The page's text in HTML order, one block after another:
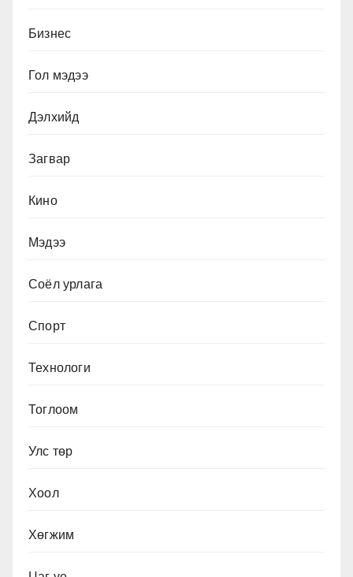
Бизнес
Гол мэдээ
Дэлхийд
Загвар
Кино
Мэдээ
Соёл урлага
Спорт
Технологи
Тоглоом
Улс төр
Хоол
Хөгжим